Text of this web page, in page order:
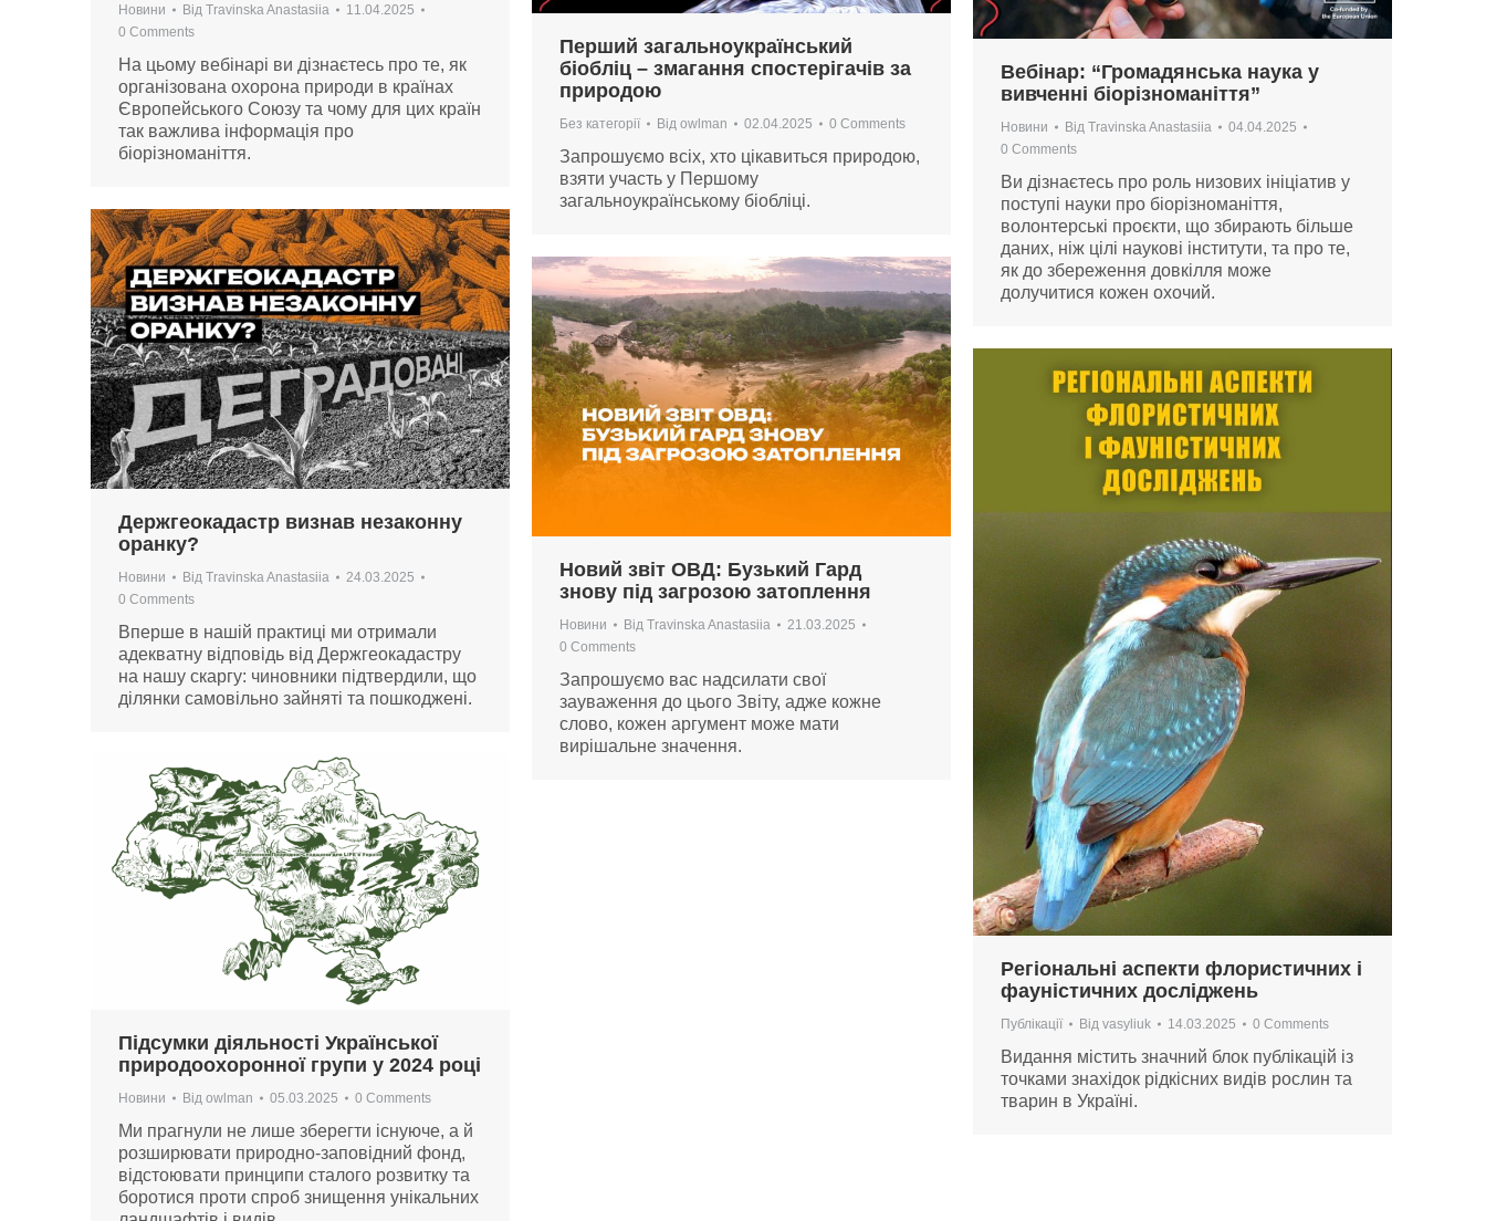
Новини Від Travinska Anastasiia
11.04.2025
0 Comments
На цьому вебінарі ви дізнаєтесь про те, як
організована охорона природи в країнах
Європейського Союзу та чому для цих країн
так важлива інформація про
біорізноманіття.
Вебінар: “Громадянська наука у
вивченні біорізноманіття”
Новини Від Travinska Anastasiia
04.04.2025
0 Comments
Ви дізнаєтесь про роль низових ініціатив у
поступі науки про біорізноманіття,
волонтерські проєкти, що збирають більше
даних, ніж цілі наукові інститути, та про те,
як до збереження довкілля може
долучитися кожен охочий.
Перший загальноукраїнський
біобліц – змагання спостерігачів за
природою
Без категорії Від owlman 02.04.2025 0 Comments
Запрошуємо всіх, хто цікавиться природою,
взяти участь у Першому
загальноукраїнському біобліці.
Держгеокадастр визнав незаконну
оранку?
Новини Від Travinska Anastasiia
24.03.2025
0 Comments
Вперше в нашій практиці ми отримали
адекватну відповідь від Держгеокадастру
на нашу скаргу: чиновники підтвердили, що
ділянки самовільно зайняті та пошкоджені.
Новий звіт ОВД: Бузький Гард
знову під загрозою затоплення
Новини Від Travinska Anastasiia
21.03.2025
0 Comments
Запрошуємо вас надсилати свої
зауваження до цього Звіту, адже кожне
слово, кожен аргумент може мати
вирішальне значення.
Регіональні аспекти флористичних і
фауністичних досліджень
Публікації Від vasyliuk 14.03.2025 0 Comments
Видання містить значний блок публікацій із
точками знахідок рідкісних видів рослин та
тварин в Україні.
Підсумки діяльності Української
природоохоронної групи у 2024 році
Новини Від owlman 05.03.2025 0 Comments
Ми прагнули не лише зберегти існуюче, а й
розширювати природно-заповідний фонд,
відстоювати принципи сталого розвитку та
боротися проти спроб знищення унікальних